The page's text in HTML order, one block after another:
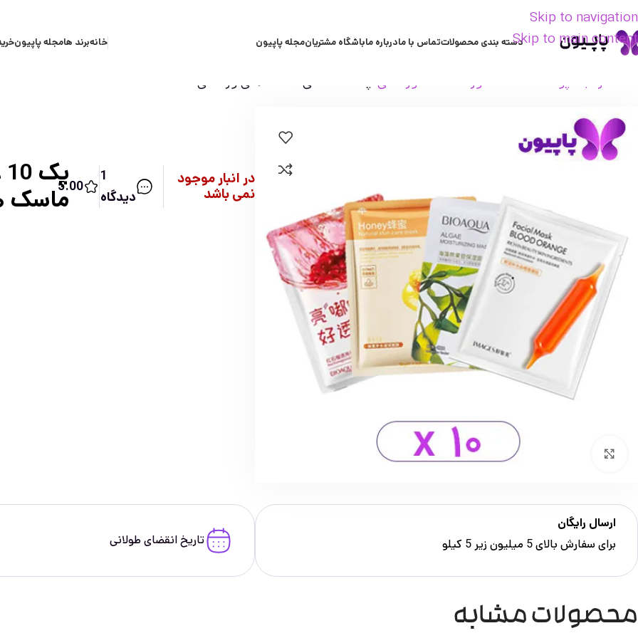
Skip to navigation
Skip to main contentدسته بندی محصولاتتماس با مادرباره ماباشگاه مشتریانمجله پاپیون خانهبرند هامجله پاپیون
مراقبت پوست ماسک صورت ماسک ورقه ای
بزرگنمایی تصویر
در انبار موجود
نمی باشد
1
دیدگاه
5.00ماسک
ارسال رایگان
برای سفارش‌ بالای 5 میلیون زیر 5 کیلو
تاریخ انقضای طولانی
محصولات مشابه